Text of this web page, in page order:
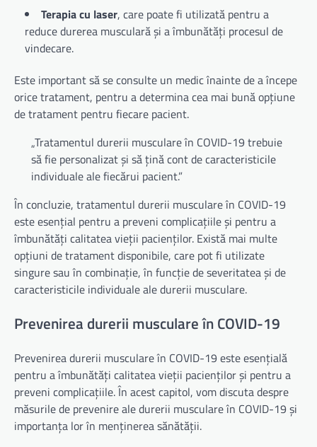
Terapia cu laser, care poate fi utilizată pentru a
reduce durerea musculară și a îmbunătăți procesul de
vindecare.
Este important să se consulte un medic înainte de a începe
orice tratament, pentru a determina cea mai bună opțiune
de tratament pentru fiecare pacient.
„Tratamentul durerii musculare în COVID-19 trebuie
să fie personalizat și să țină cont de caracteristicile
individuale ale fiecărui pacient.”
În concluzie, tratamentul durerii musculare în COVID-19
este esențial pentru a preveni complicațiile și pentru a
îmbunătăți calitatea vieții pacienților. Există mai multe
opțiuni de tratament disponibile, care pot fi utilizate
singure sau în combinație, în funcție de severitatea și de
caracteristicile individuale ale durerii musculare.
Prevenirea durerii musculare în COVID-19
Prevenirea durerii musculare în COVID-19 este esențială
pentru a îmbunătăți calitatea vieții pacienților și pentru a
preveni complicațiile. În acest capitol, vom discuta despre
măsurile de prevenire ale durerii musculare în COVID-19 și
importanța lor în menținerea sănătății.